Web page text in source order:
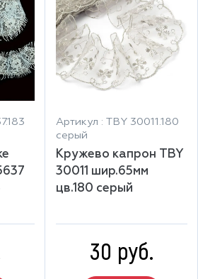
Артикул : TBY 30011.180
серый
Кружево капрон TBY
30011 шир.65мм
цв.180 серый
30 руб.